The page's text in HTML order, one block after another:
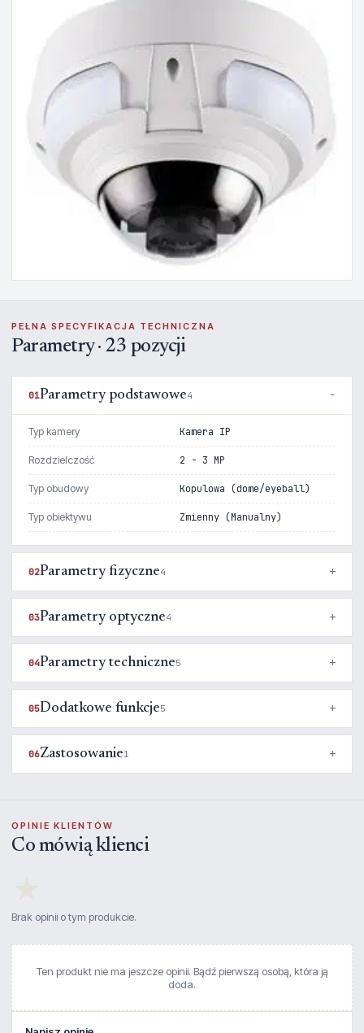
PEŁNA SPECYFIKACJA TECHNICZNA
Parametry · 23 pozycji
01Parametry podstawowe4
Typ kamery Kamera IP
Rozdzielczość 2 - 3 MP
Typ obudowy Kopulowa (dome/eyeball)
Typ obiektywu Zmienny (Manualny)
02Parametry fizyczne4
03Parametry optyczne4
04Parametry techniczne5
05Dodatkowe funkcje5
06Zastosowanie1
OPINIE KLIENTÓW
Co mówią klienci
Brak opinii o tym produkcie.
Ten produkt nie ma jeszcze opinii. Bądź pierwszą osobą, która ją
doda.